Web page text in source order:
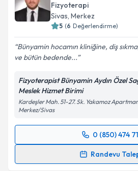
Fizyoterapi
Sivas, Merkez
5 (6 Değerlendirme)
Bünyamin hocamın kliniğine, diş
ve bütün bedende...
Fizyoterapist Bünyamin Aydın Özel
Meslek Hizmet Birimi
Kardeşler Mah. 51-27. Sk. Yakamoz
Merkez/Sivas
0 (850) 474
Randevu
Randevu Takvimi Talebi